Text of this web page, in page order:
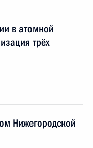
в атомной
трёх
Нижегородской